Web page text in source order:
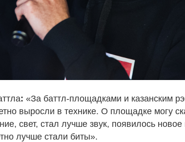
: «За баттл-площадками и казанским
выросли в технике. О площадке могу
свет, стал лучше звук, появилось
лучше стали биты».